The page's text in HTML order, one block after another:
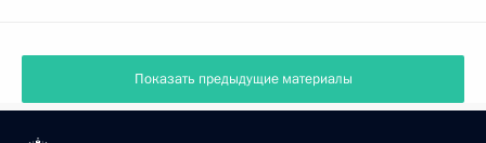
Показать предыдущие материалы